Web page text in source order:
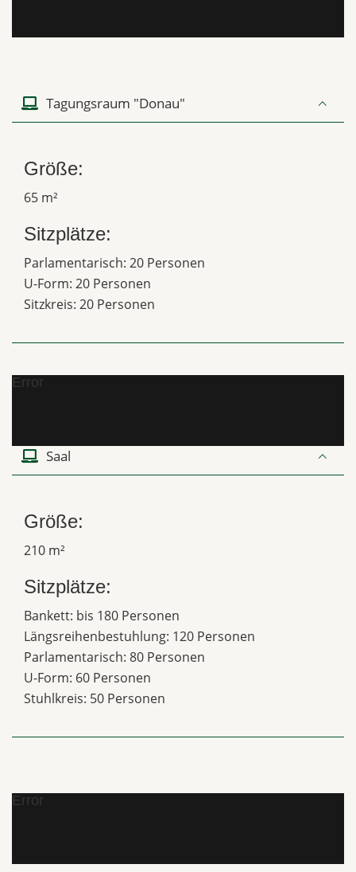
Tagungsraum "Donau"
Größe:
65 m²
Sitzplätze:
Parlamentarisch: 20 Personen
U-Form: 20 Personen
Sitzkreis: 20 Personen
Error
Saal
Größe:
210 m²
Sitzplätze:
Bankett: bis 180 Personen
Längsreihenbestuhlung: 120 Personen
Parlamentarisch: 80 Personen
U-Form: 60 Personen
Stuhlkreis: 50 Personen
Error